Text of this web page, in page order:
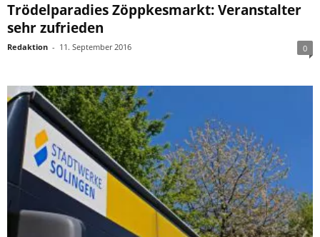
Trödelparadies Zöppkesmarkt: Veranstalter
sehr zufrieden
Redaktion - 11. September 2016 0